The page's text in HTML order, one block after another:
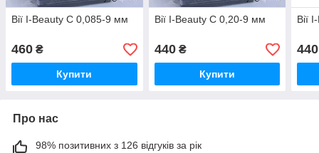
Вії I-Beauty С 0,085-9 мм
460 ₴
Купити
Вії I-Beauty С 0,20-9 мм
440₴
Купити
Вії
440
Про нас
98% позитивних з 126 відгуків за рік